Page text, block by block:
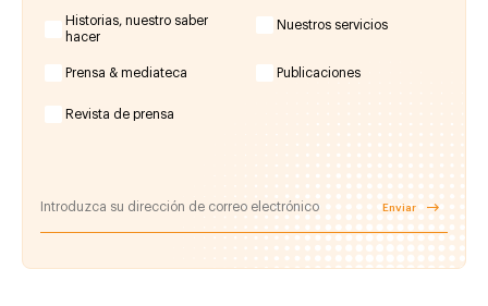
Historias, nuestro saber
hacer
Nuestros servicios
Prensa & mediateca Publicaciones
Revista de prensa
Enviar